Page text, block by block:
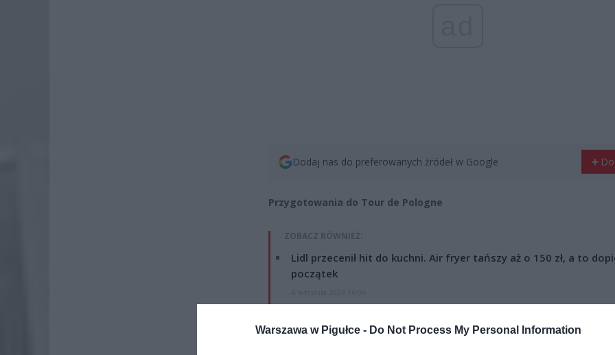
Warszawa w Pigułce - Do Not Process My Personal Information
Dodaj nas do preferowanych źródeł w Google
Przygotowania do Tour de Pologne
ZOBACZ RÓWNIEŻ:
Lidl przecenił hit do kuchni. Air fryer tańszy aż o 150 zł, a to
początek
Wnioski wciąż można składać